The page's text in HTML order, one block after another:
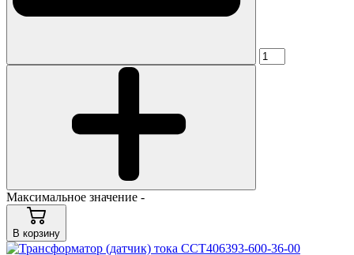
Максимальное значение -
В корзину